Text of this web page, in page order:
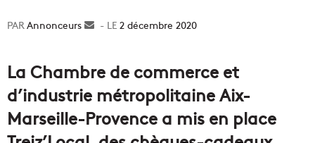
Annonceurs
Envoyer2 décembre 2020
La Chambre de commerce et
d’industrie métropolitaine Aix-
Marseille-Provence a mis en place